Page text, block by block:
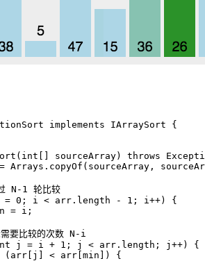
implements IArraySort {
sourceArray) throws
Arrays.copyOf(sourceArray,
N-1 轮比较
= 0; i < arr.length - 1; i++) {
= i;
要比较的次数 N-i
j = i + 1; j < arr.length; j++) {
< arr[min]) {